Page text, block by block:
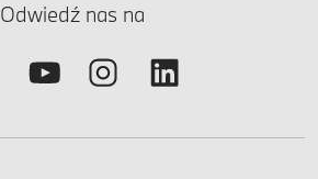
Odwiedź nas na